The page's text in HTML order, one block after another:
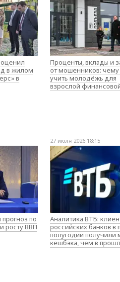
в жилом
в
Проценты, вклады и
от мошенников: чему
учить молодёжь для
взрослой
по
росту ВВП
27 июля 2026 18:15
Аналитика ВТБ:
российских банков в
полугодии
кешбэка, чем в